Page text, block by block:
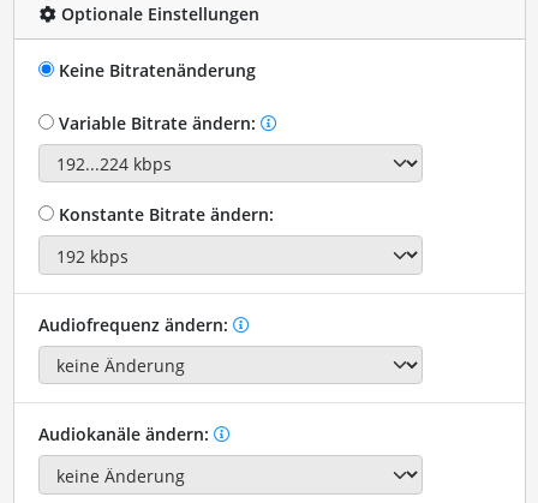
Optionale Einstellungen
Keine Bitratenänderung
Variable Bitrate ändern:
Konstante Bitrate ändern:
Audiofrequenz ändern:
Audiokanäle ändern: